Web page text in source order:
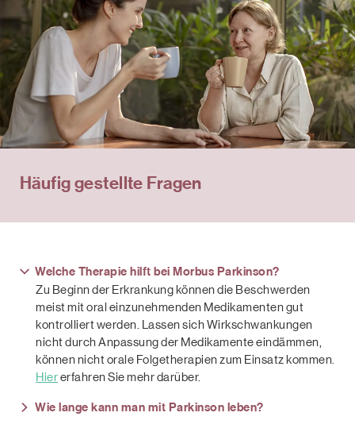
Häufig gestellte Fragen
Welche Therapie hilft bei Morbus Parkinson?
Zu Beginn der Erkrankung können die Beschwerden
meist mit oral einzunehmenden Medikamenten gut
kontrolliert werden. Lassen sich Wirkschwankungen
nicht durch Anpassung der Medikamente eindämmen,
können nicht orale Folgetherapien zum Einsatz kommen.
Hiererfahren Sie mehr darüber.
Wie lange kann man mit Parkinson leben?